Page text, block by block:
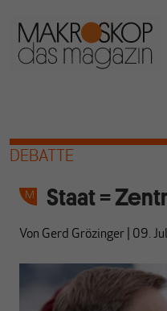
DEBATTE
Staat =
Von Gerd Grözinger 09.